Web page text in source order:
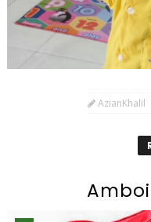
AzianKhalil